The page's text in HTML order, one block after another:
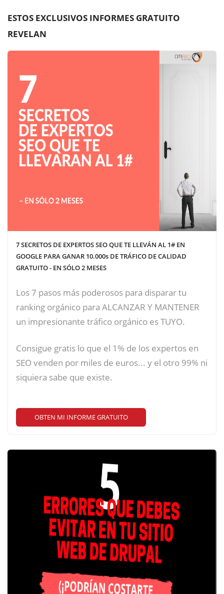
ESTOS EXCLUSIVOS INFORMES GRATUITO
REVELAN
7 SECRETOS DE EXPERTOS SEO QUE TE LLEVÁN AL 1# EN
GOOGLE PARA GANAR 10.000s DE TRÁFICO DE CALIDAD
GRATUITO - EN SÓLO 2 MESES
Los 7 pasos más poderosos para disparar tu
ranking orgánico para ALCANZAR Y MANTENER
un impresionante tráfico orgánico es TUYO.
Consigue gratis lo que el 1% de los expertos en
SEO venden por miles de euros... y el otro 99% ni
siquiera sabe que existe.
OBTEN MI INFORME GRATUITO